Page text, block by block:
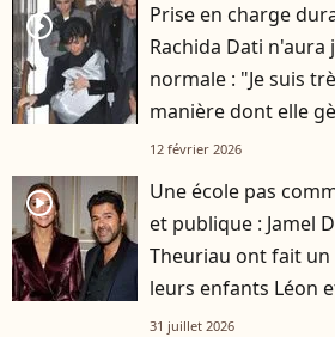
player2
Prise en charge
Rachida Dati n'aura
normale : "Je suis
manière dont elle
12 février 2026
player2
Une école pas
et publique : Jamel
Theuriau ont fait
leurs enfants Léon
31 juillet 2026